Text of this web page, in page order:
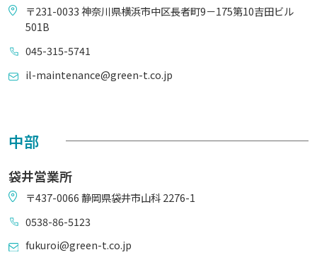
〒231-0033 神奈川県横浜市中区長者町9－175第10吉田ビル
501B
045-315-5741
il-maintenance@green-t.co.jp
中部
袋井営業所
〒437-0066 静岡県袋井市山科 2276-1
0538-86-5123
fukuroi@green-t.co.jp